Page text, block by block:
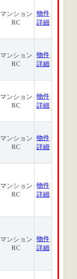
マンション
RC
物件
詳細
マンション
RC
物件
詳細
マンション
RC
物件
詳細
マンション
RC
物件
詳細
マンション
RC
物件
詳細
マンション
RC
物件
詳細